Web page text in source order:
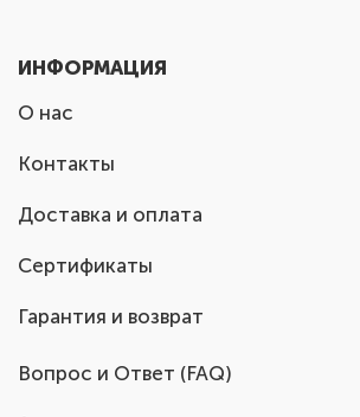
ИНФОРМАЦИЯ
О нас
Контакты
Доставка и оплата
Сертификаты
Гарантия и возврат
Вопрос и Ответ (FAQ)